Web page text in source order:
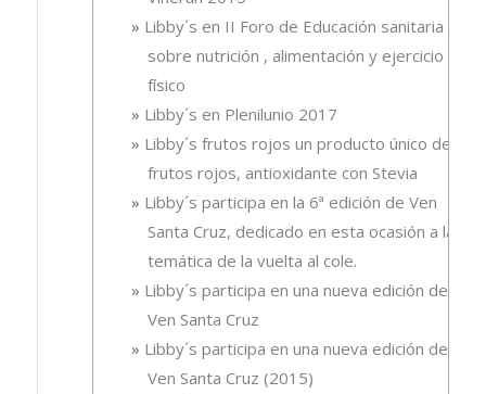
Libby´s en II Foro de Educación sanitaria
sobre nutrición , alimentación y ejercicio
físico
Libby´s en Plenilunio 2017
Libby´s frutos rojos un producto único de
frutos rojos, antioxidante con Stevia
Libby´s participa en la 6ª edición de Ven
Santa Cruz, dedicado en esta ocasión a la
temática de la vuelta al cole.
Libby´s participa en una nueva edición de
Ven Santa Cruz
Libby´s participa en una nueva edición de
Ven Santa Cruz (2015)